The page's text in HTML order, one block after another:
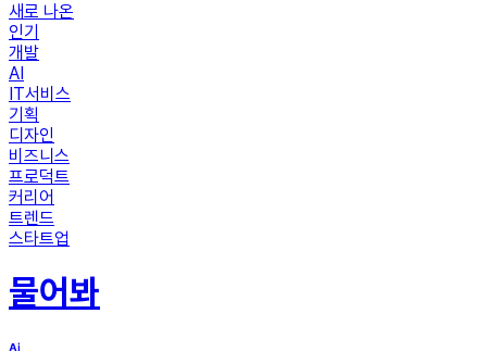
새로 나온
인기
개발
AI
IT서비스
기획
디자인
비즈니스
프로덕트
커리어
트렌드
스타트업
물어봐